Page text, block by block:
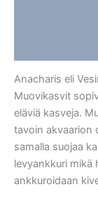
Anacharis eli
Muovikasvit
eläviä kasveja.
tavoin akvaarion
samalla suojaa
levyankkuri mikä
ankkuroidaan